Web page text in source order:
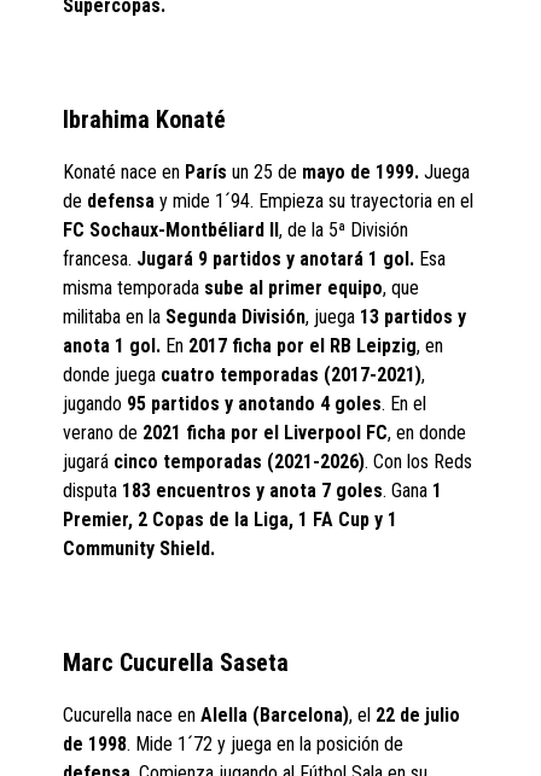
Supercopas.
Ibrahima Konaté
Konaté nace en París un 25 de mayo de 1999. Juega
de defensa y mide 1´94. Empieza su trayectoria en el
FC Sochaux-Montbéliard II, de la 5ª División
francesa. Jugará 9 partidos y anotará 1 gol. Esa
misma temporada sube al primer equipo, que
militaba en la Segunda División, juega 13 partidos y
anota 1 gol. En 2017 ficha por el RB Leipzig, en
donde juega cuatro temporadas (2017-2021),
jugando 95 partidos y anotando 4 goles. En el
verano de 2021 ficha por el Liverpool FC, en donde
jugará cinco temporadas (2021-2026). Con los Reds
disputa 183 encuentros y anota 7 goles. Gana 1
Premier, 2 Copas de la Liga, 1 FA Cup y 1
Community Shield.
Marc Cucurella Saseta
Cucurella nace enAlella (Barcelona), el 22 de julio
de 1998. Mide 1´72 y juega en la posición de